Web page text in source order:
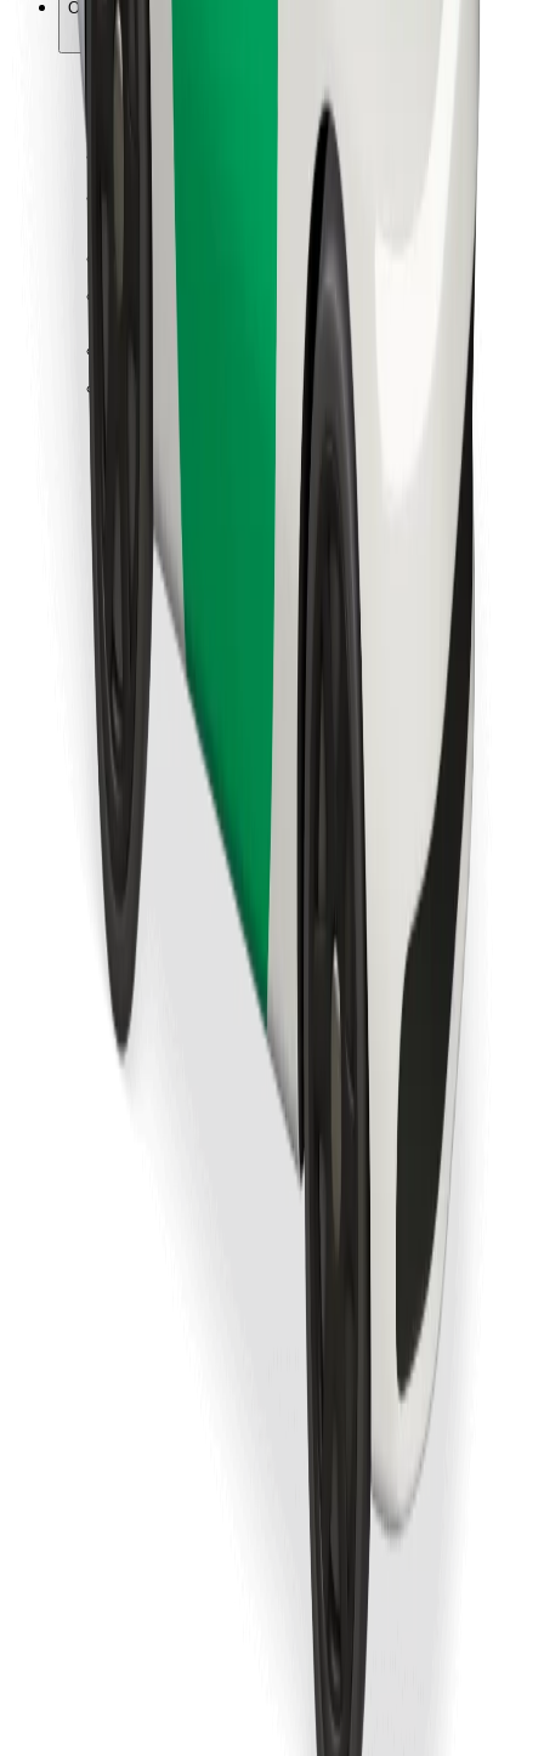
Outros
Fornecedores
Termos & Condições
Uma viagem em poucos minutos!
Instalar app da Bolt
Encontra o teu prato favorito!
Instalar app da Bolt Food